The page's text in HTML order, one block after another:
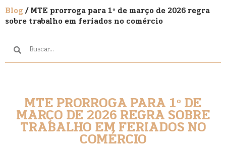
Blog/ MTE prorroga para 1º de março de 2026 regra
sobre trabalho em feriados no comércio
MTE PRORROGA PARA 1º DE
MARÇO DE 2026 REGRA SOBRE
TRABALHO EM FERIADOS NO
COMÉRCIO